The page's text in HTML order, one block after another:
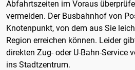
Abfahrtszeiten im Voraus
vermeiden. Der Busbahnhof von
Knotenpunkt, von dem aus Sie
Region erreichen können. Leider
direkten Zug- oder U-Bahn-Service
ins Stadtzentrum.